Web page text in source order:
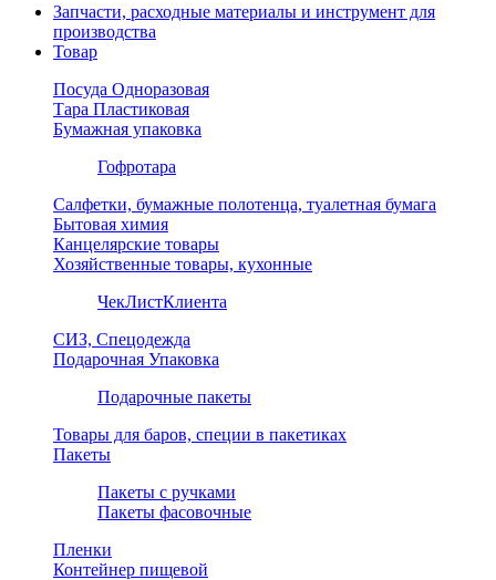
Запчасти, расходные материалы и инструмент для
производства
Товар
Посуда Одноразовая
Тара Пластиковая
Бумажная упаковка
Гофротара
Салфетки, бумажные полотенца, туалетная бумага
Бытовая химия
Канцелярские товары
Хозяйственные товары, кухонные
ЧекЛистКлиента
СИЗ, Спецодежда
Подарочная Упаковка
Подарочные пакеты
Товары для баров, специи в пакетиках
Пакеты
Пакеты с ручками
Пакеты фасовочные
Пленки
Контейнер пищевой